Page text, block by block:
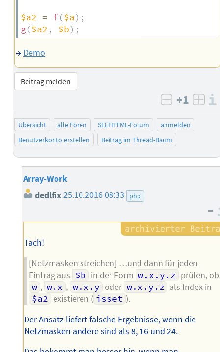
$a2 = f($a) ;
g($a2 , $b) ;
→ Demo
Beitrag melden
negativ
+1
Übersicht alle Foren SELFHTML-Forum
anmelden
Benutzerkonto erstellen
Beitrag im Thread-Baum
Array-Work
dedlfix25.10.2016 08:33 php
–
Tach!
[Netzmasken streichen] …und dann für jeden
Eintrag aus $b in der Form w.x.y.z prüfen, ob
w , w.x , w.x.y oder w.x.y.z als Index in
$a2 existieren ( isset ).
Der Ansatz liefert falsche Ergebnisse, wenn die
Netzmasken andere sind als 8, 16 und 24.